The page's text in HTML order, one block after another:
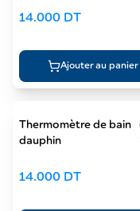
14.000 DT
Ajouter au panier
Thermomètre de bain
dauphin
14.000 DT